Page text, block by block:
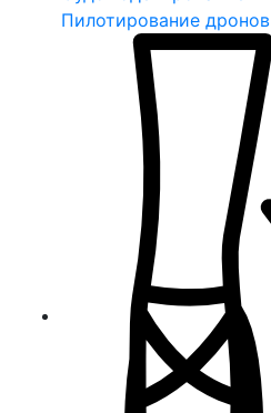
Пилотирование дронов